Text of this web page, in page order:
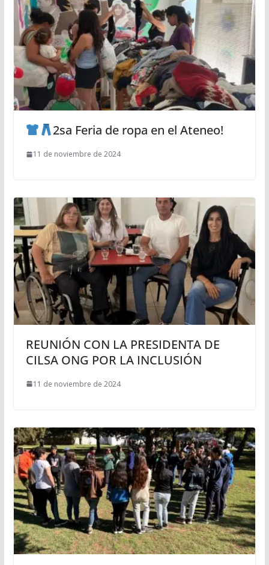
2sa Feria de ropa en el Ateneo!
11 de noviembre de 2024
REUNIÓN CON LA PRESIDENTA DE
CILSA ONG POR LA INCLUSIÓN
11 de noviembre de 2024